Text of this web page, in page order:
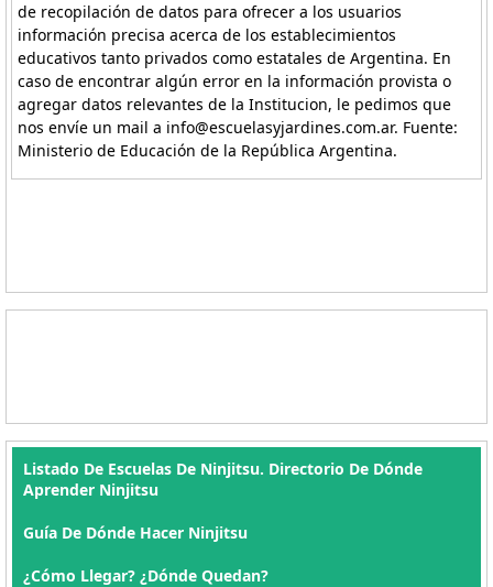
de recopilación de datos para ofrecer a los usuarios
información precisa acerca de los establecimientos
educativos tanto privados como estatales de Argentina. En
caso de encontrar algún error en la información provista o
agregar datos relevantes de la Institucion, le pedimos que
nos envíe un mail a info@escuelasyjardines.com.ar. Fuente:
Ministerio de Educación de la República Argentina.
Listado De Escuelas De Ninjitsu. Directorio De Dónde
Aprender Ninjitsu
Guía De Dónde Hacer Ninjitsu
¿Cómo Llegar? ¿Dónde Quedan?